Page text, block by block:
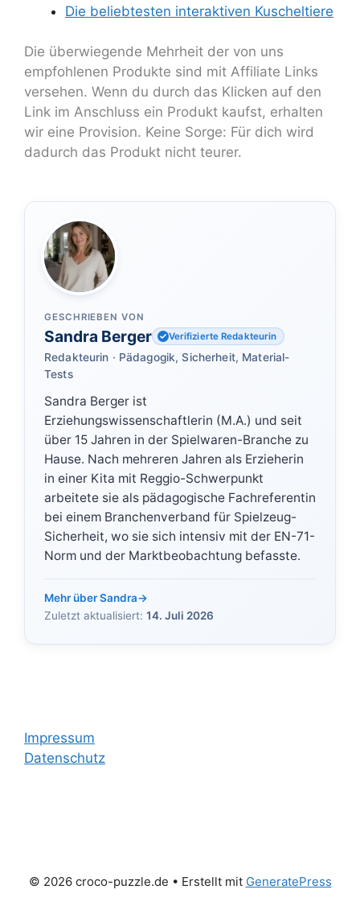
Die beliebtesten interaktiven Kuscheltiere
Die überwiegende Mehrheit der von uns
empfohlenen Produkte sind mit Affiliate Links
versehen. Wenn du durch das Klicken auf den
Link im Anschluss ein Produkt kaufst, erhalten
wir eine Provision. Keine Sorge: Für dich wird
dadurch das Produkt nicht teurer.
GESCHRIEBEN VON
Sandra Berger Verifizierte Redakteurin
Redakteurin · Pädagogik, Sicherheit, Material-
Tests
Sandra Berger ist
Erziehungswissenschaftlerin (M.A.) und seit
über 15 Jahren in der Spielwaren-Branche zu
Hause. Nach mehreren Jahren als Erzieherin
in einer Kita mit Reggio-Schwerpunkt
arbeitete sie als pädagogische Fachreferentin
bei einem Branchenverband für Spielzeug-
Sicherheit, wo sie sich intensiv mit der EN-71-
Norm und der Marktbeobachtung befasste.
Mehr über Sandra→
Zuletzt aktualisiert: 14. Juli 2026
Impressum
Datenschutz
© 2026 croco-puzzle.de • Erstellt mit GeneratePress